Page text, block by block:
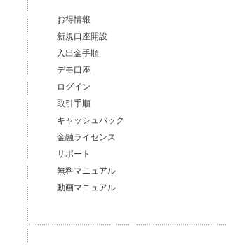
お得情報
新規口座開設
入出金手順
デモ口座
ログイン
取引手順
キャッシュバック
金融ライセンス
サポート
無料マニュアル
動画マニュアル